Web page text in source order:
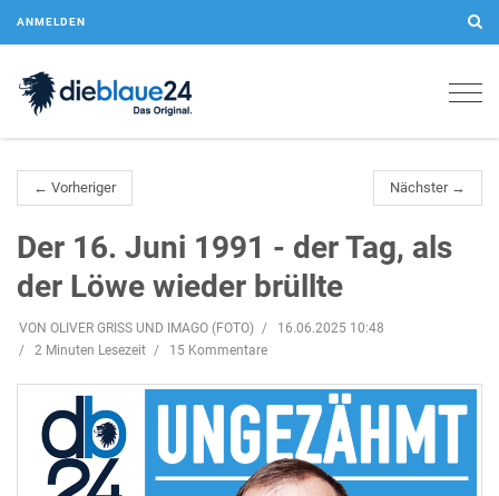
ANMELDEN
← Vorheriger Nächster →
Der 16. Juni 1991 - der Tag, als
der Löwe wieder brüllte
VON OLIVER GRISS UND IMAGO (FOTO)
16.06.2025 10:48
2 Minuten Lesezeit
15 Kommentare